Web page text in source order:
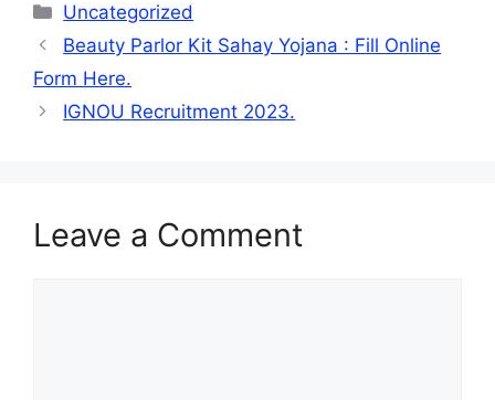
Categories
Uncategorized
Beauty Parlor Kit Sahay Yojana : Fill Online
Form Here.
IGNOU Recruitment 2023.
Leave a Comment